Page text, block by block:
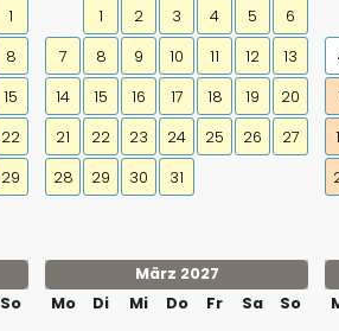
1
8
15
22
29
1
2 3 4 5
6
7
8 9 10 11 12
13
14
15 16 17 18 19
20
21
22 23 24 25 26
27
28
29 30 31
So
März 2027
Mo
Di Mi Do Fr Sa So